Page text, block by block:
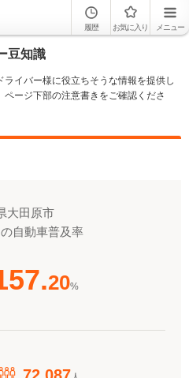
履歴 お気に入り メニュー
豆知識
イバー様に役立ちそうな情報を提供し
ージ下部の注意書きをご確認くださ
大田原市
自動車普及率
20%